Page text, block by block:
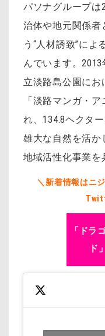
パソナグループは
治体や地元関係者
う“人材誘致”によ
んでいます。
立淡路島公園にお
「淡路マンガ・
れ、134.8ヘクタ
雄大な自然を活か
地域活性化事業を
＼新着情報はニ
「ドラ
ド